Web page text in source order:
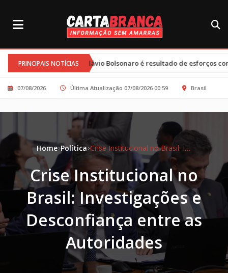
PRINCIPAIS NOTÍCIAS
Flávio Bolsonaro é resultado de esforços conjuntos e clima tenso
07/08/2026 Última Atualização 07/08/2026 00:59 Brasil
Home Política Crise Institucional no Brasil: Investigações e Desconfiança entre as Autoridades
Crise Institucional no
Brasil: Investigações e
Desconfiança entre as
Autoridades